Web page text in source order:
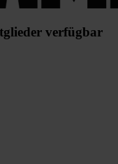
verfügbar